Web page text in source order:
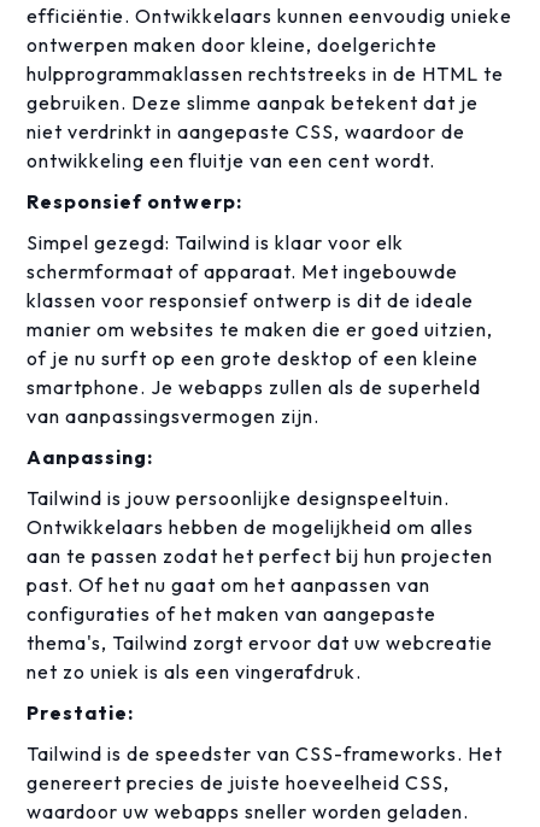
efficiëntie. Ontwikkelaars kunnen eenvoudig unieke
ontwerpen maken door kleine, doelgerichte
hulpprogrammaklassen rechtstreeks in de HTML te
gebruiken. Deze slimme aanpak betekent dat je
niet verdrinkt in aangepaste CSS, waardoor de
ontwikkeling een fluitje van een cent wordt.
Responsief ontwerp:
Simpel gezegd: Tailwind is klaar voor elk
schermformaat of apparaat. Met ingebouwde
klassen voor responsief ontwerp is dit de ideale
manier om websites te maken die er goed uitzien,
of je nu surft op een grote desktop of een kleine
smartphone. Je webapps zullen als de superheld
van aanpassingsvermogen zijn.
Aanpassing:
Tailwind is jouw persoonlijke designspeeltuin.
Ontwikkelaars hebben de mogelijkheid om alles
aan te passen zodat het perfect bij hun projecten
past. Of het nu gaat om het aanpassen van
configuraties of het maken van aangepaste
thema's, Tailwind zorgt ervoor dat uw webcreatie
net zo uniek is als een vingerafdruk.
Prestatie:
Tailwind is de speedster van CSS-frameworks. Het
genereert precies de juiste hoeveelheid CSS,
waardoor uw webapps sneller worden geladen.